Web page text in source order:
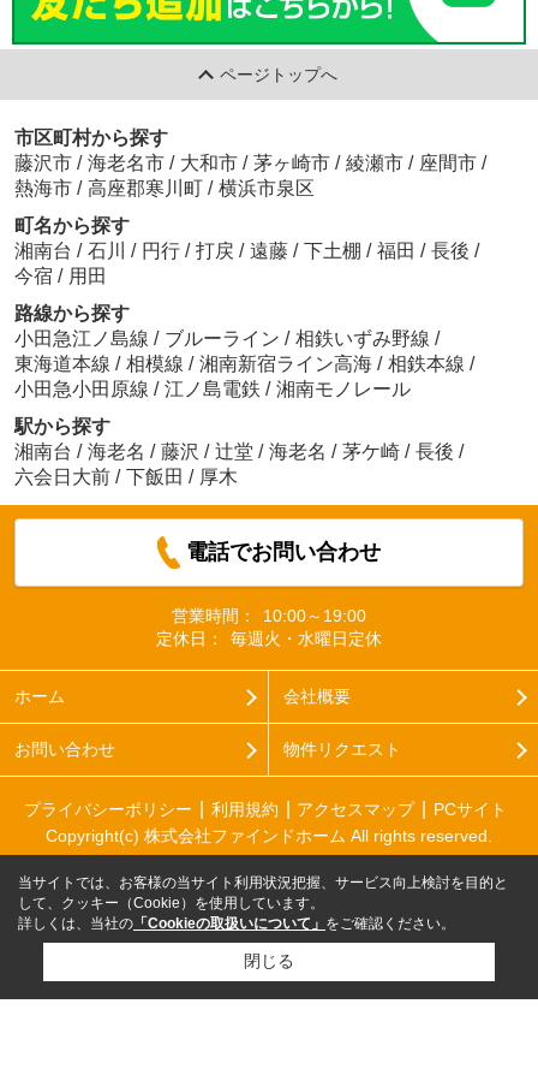
ページトップへ
市区町村から探す
藤沢市 / 海老名市 / 大和市 / 茅ヶ崎市 / 綾瀬市 / 座間市 /
熱海市 / 高座郡寒川町 / 横浜市泉区
町名から探す
湘南台 / 石川 / 円行 / 打戻 / 遠藤 / 下土棚 / 福田 / 長後 /
今宿 / 用田
路線から探す
小田急江ノ島線 / ブルーライン / 相鉄いずみ野線 /
東海道本線 / 相模線 / 湘南新宿ライン高海 / 相鉄本線 /
小田急小田原線 / 江ノ島電鉄 / 湘南モノレール
駅から探す
湘南台 / 海老名 / 藤沢 / 辻堂 / 海老名 / 茅ケ崎 / 長後 /
六会日大前 / 下飯田 / 厚木
電話でお問い合わせ
営業時間：
10:00～19:00
定休日：
毎週火・水曜日定休
ホーム 会社概要
お問い合わせ 物件リクエスト
プライバシーポリシー 利用規約 アクセスマップ
PCサイト
Copyright(c) 株式会社ファインドホーム All rights reserved.
当サイトでは、お客様の当サイト利用状況把握、サービス向上検討を目的と
して、クッキー（Cookie）を使用しています。
詳しくは、当社の 「Cookieの取扱いについて」 をご確認ください。
閉じる